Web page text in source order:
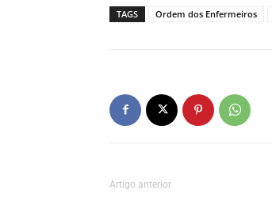
TAGS Ordem dos Enfermeiros
Artigo anterior